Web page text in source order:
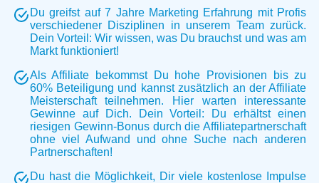
Du greifst auf 7 Jahre Marketing Erfahrung mit Profis
verschiedener Disziplinen in unserem Team zurück.
Dein Vorteil: Wir wissen, was Du brauchst und was am
Markt funktioniert!
Als Affiliate bekommst Du hohe Provisionen bis zu
60% Beteiligung und kannst zusätzlich an der Affiliate
Meisterschaft teilnehmen. Hier warten interessante
Gewinne auf Dich. Dein Vorteil: Du erhältst einen
riesigen Gewinn-Bonus durch die Affiliatepartnerschaft
ohne viel Aufwand und ohne Suche nach anderen
Partnerschaften!
Du hast die Möglichkeit, Dir viele kostenlose Impulse